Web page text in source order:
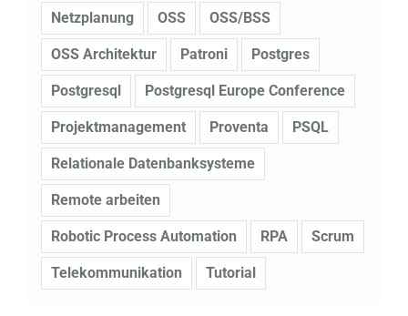
Netzplanung OSS OSS/BSS
OSS Architektur Patroni Postgres
Postgresql Postgresql Europe Conference
Projektmanagement Proventa PSQL
Relationale Datenbanksysteme
Remote arbeiten
Robotic Process Automation RPA Scrum
Telekommunikation Tutorial